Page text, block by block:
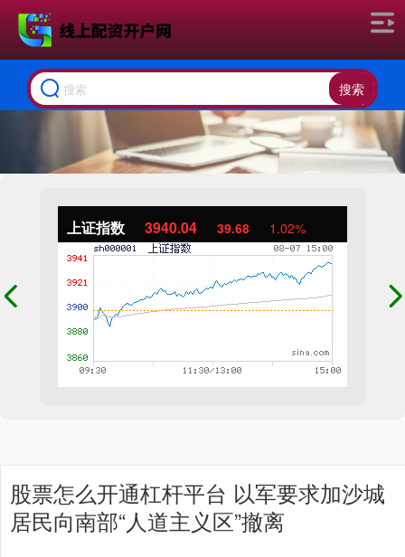
搜索
上证指数 3940.04 39.68 1.02%
股票怎么开通杠杆平台 以军要求加沙城
居民向南部“人道主义区”撤离